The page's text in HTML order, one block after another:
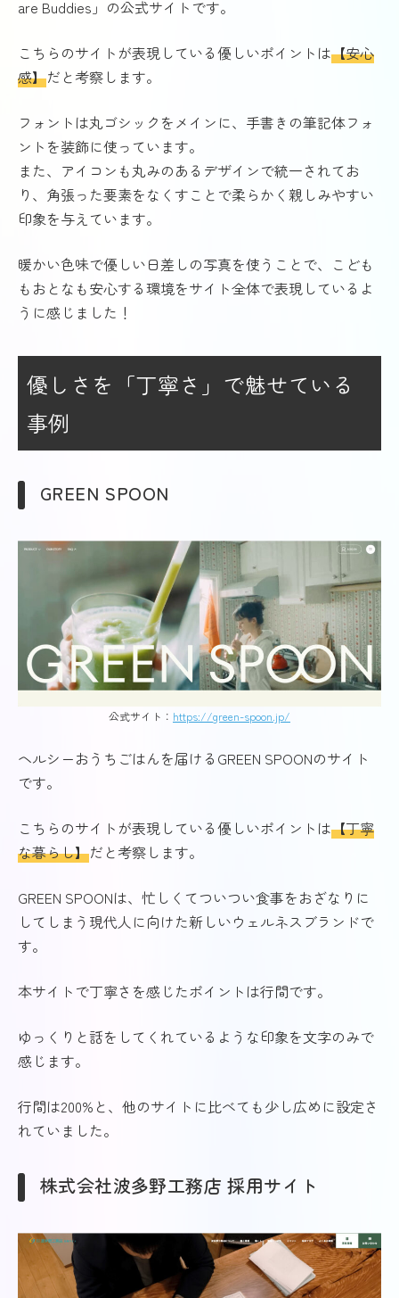
are Buddies」の公式サイトです。
こちらのサイトが表現している優しいポイントは【安心
感】だと考察します。
フォントは丸ゴシックをメインに、手書きの筆記体フォ
ントを装飾に使っています。
また、アイコンも丸みのあるデザインで統一されてお
り、角張った要素をなくすことで柔らかく親しみやすい
印象を与えています。
暖かい色味で優しい日差しの写真を使うことで、こども
もおとなも安心する環境をサイト全体で表現しているよ
うに感じました！
優しさを「丁寧さ」で魅せている
事例
GREEN SPOON
公式サイト： https://green-spoon.jp/
ヘルシーおうちごはんを届けるGREEN SPOONのサイト
です。
こちらのサイトが表現している優しいポイントは【丁寧
な暮らし】だと考察します。
GREEN SPOONは、忙しくてついつい食事をおざなりに
してしまう現代人に向けた新しいウェルネスブランドで
す。
本サイトで丁寧さを感じたポイントは行間です。
ゆっくりと話をしてくれているような印象を文字のみで
感じます。
行間は200%と、他のサイトに比べても少し広めに設定さ
れていました。
株式会社波多野工務店 採用サイト